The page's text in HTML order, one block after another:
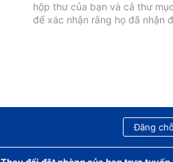
hộp thư của bạn và cả thư
để xác nhận rằng họ đã nhận
Đăng